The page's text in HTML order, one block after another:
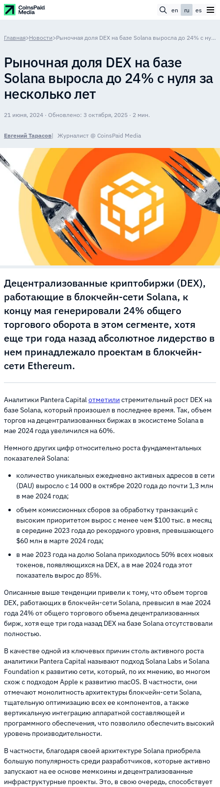
en ru es
Главная>Новости> Рыночная доля DEX на базе Solana выросла до 24% с нуля за несколько лет
Рыночная доля DEX на базе
Solana выросла до 24% с нуля за
несколько лет
21 июня, 2024 · Обновлено: 3 октября, 2025 · 2 мин.
Евгений Тарасов Журналист @ CoinsPaid Media
Децентрализованные криптобиржи (DEX),
работающие в блокчейн-сети Solana, к
концу мая генерировали 24% общего
торгового оборота в этом сегменте, хотя
еще три года назад абсолютное лидерство в
нем принадлежало проектам в блокчейн-
сети Ethereum.
Аналитики Pantera Capitalотметили стремительный рост DEX на
базе Solana, который произошел в последнее время. Так, объем
торгов на децентрализованных биржах в экосистеме Solana в
мае 2024 года увеличился на 60%.
Немного других цифр относительно роста фундаментальных
показателей Solana:
количество уникальных ежедневно активных адресов в сети
(DAU) выросло с 14 000 в октябре 2020 года до почти 1,3 млн
в мае 2024 года;
объем комиссионных сборов за обработку транзакций с
высоким приоритетом вырос с менее чем $100 тыс. в месяц
в середине 2023 года до рекордного уровня, превышающего
$60 млн в марте 2024 года;
в мае 2023 года на долю Solana приходилось 50% всех новых
токенов, появляющихся на DEX, а в мае 2024 года этот
показатель вырос до 85%.
Описанные выше тенденции привели к тому, что объем торгов
DEX, работающих в блокчейн-сети Solana, превысил в мае 2024
года 24% от общего торгового объема децентрализованных
бирж, хотя еще три года назад DEX на базе Solana отсутствовали
полностью.
В качестве одной из ключевых причин столь активного роста
аналитики Pantera Capital называют подход Solana Labs и Solana
Foundation к развитию сети, который, по их мнению, во многом
схож с подходом Apple к развитию macOS. В частности, они
отмечают монолитность архитектуры блокчейн-сети Solana,
тщательную оптимизацию всех ее компонентов, а также
вертикальную интеграцию аппаратной составляющей и
программного обеспечения, что позволило обеспечить высокий
уровень производительности.
В частности, благодаря своей архитектуре Solana приобрела
большую популярность среди разработчиков, которые активно
запускают на ее основе мемкоины и децентрализованные
инфраструктурные проекты. Это, в свою очередь, способствует